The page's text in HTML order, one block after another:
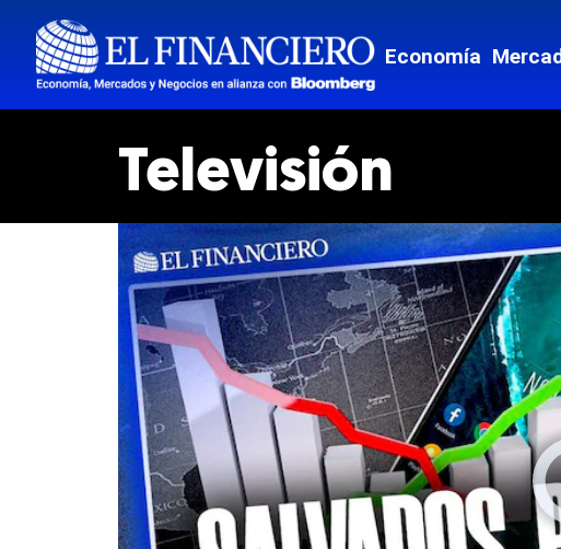
Economía
Tech
Estilo de vida
El Preguntario
Ciencia
Culturas
Espectáculos
Food and Drink
Entretenimiento
Televisión